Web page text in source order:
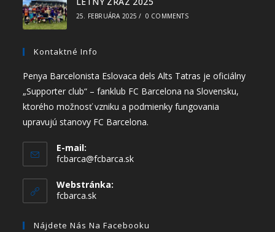
25. FEBRUÁRA 2025 / 0 COMMENTS
Kontaktné Info
Penya Barcelonista Eslovaca dels Alts Tatras je oficiálny
„Supporter club“ – fanklub FC Barcelona na Slovensku,
ktorého možnosť vzniku a podmienky fungovania
upravujú stanovy FC Barcelona.
E-mail:
fcbarca@fcbarca.sk
Webstránka:
fcbarca.sk
Nájdete Nás Na Facebooku